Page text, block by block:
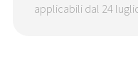
applicabili dal 24